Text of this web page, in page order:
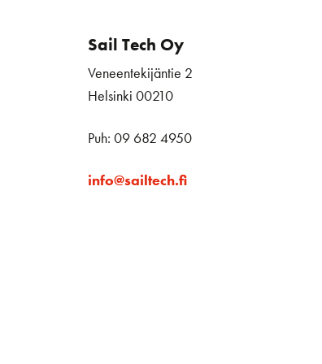
Sail Tech Oy
Veneentekijäntie 2
Helsinki 00210
Puh: 09 682 4950
info@sailtech.fi